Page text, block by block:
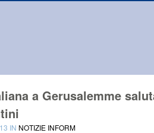
a Gerusalemme
IN NOTIZIE INFORM